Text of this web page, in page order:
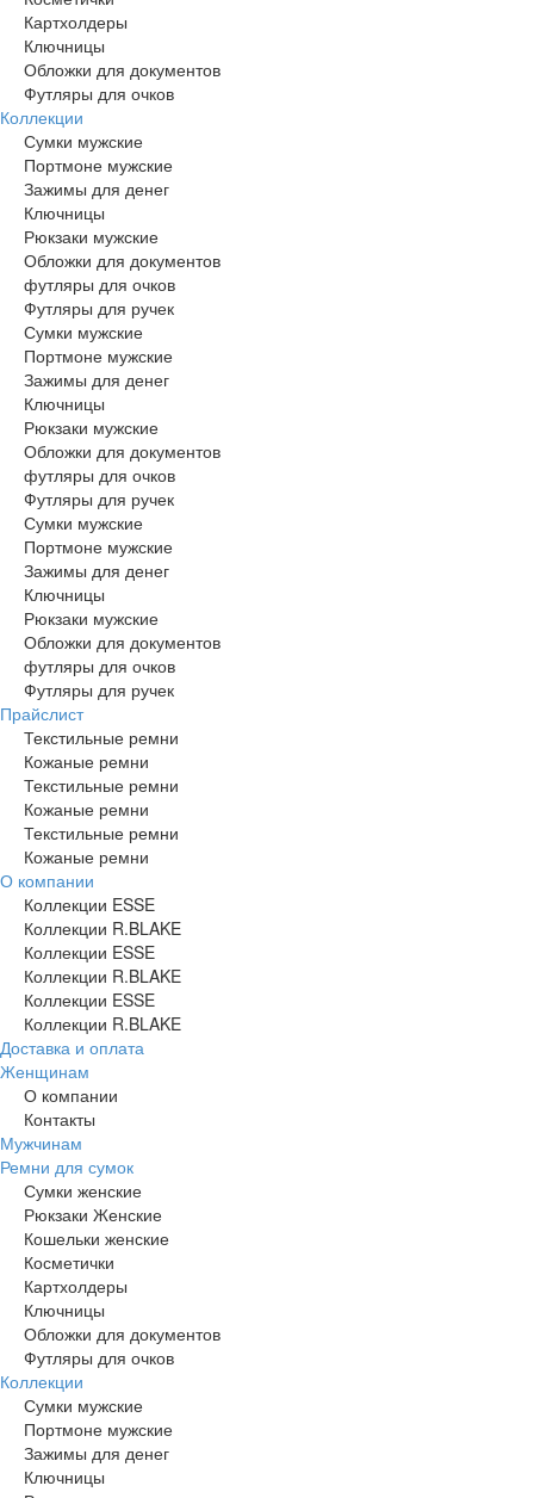
Картхолдеры
Ключницы
Обложки для документов
Футляры для очков
Коллекции
Сумки мужские
Портмоне мужские
Зажимы для денег
Ключницы
Рюкзаки мужские
Обложки для документов
футляры для очков
Футляры для ручек
Сумки мужские
Портмоне мужские
Зажимы для денег
Ключницы
Рюкзаки мужские
Обложки для документов
футляры для очков
Футляры для ручек
Сумки мужские
Портмоне мужские
Зажимы для денег
Ключницы
Рюкзаки мужские
Обложки для документов
футляры для очков
Футляры для ручек
Прайслист
Текстильные ремни
Кожаные ремни
Текстильные ремни
Кожаные ремни
Текстильные ремни
Кожаные ремни
О компании
Коллекции ESSE
Коллекции R.BLAKE
Коллекции ESSE
Коллекции R.BLAKE
Коллекции ESSE
Коллекции R.BLAKE
Доставка и оплата
Женщинам
О компании
Контакты
Мужчинам
Ремни для сумок
Сумки женские
Рюкзаки Женские
Кошельки женские
Косметички
Картхолдеры
Ключницы
Обложки для документов
Футляры для очков
Коллекции
Сумки мужские
Портмоне мужские
Зажимы для денег
Ключницы